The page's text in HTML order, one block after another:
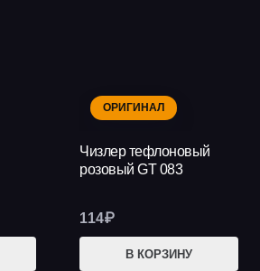
ОРИГИНАЛ
Чизлер тефлоновый
розовый GT 083
114₽
В КОРЗИНУ